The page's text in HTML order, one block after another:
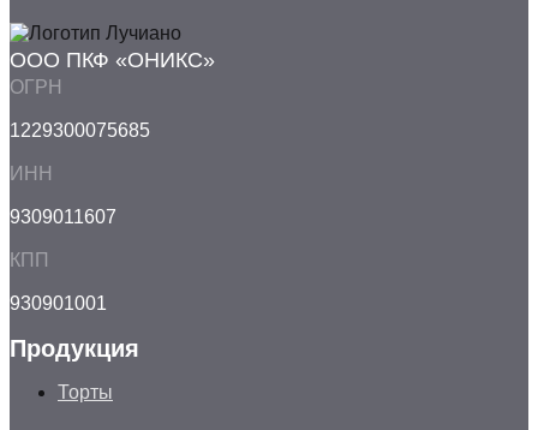
ООО ПКФ «ОНИКС»
ОГРН
1229300075685
ИНН
9309011607
КПП
930901001
Продукция
Торты